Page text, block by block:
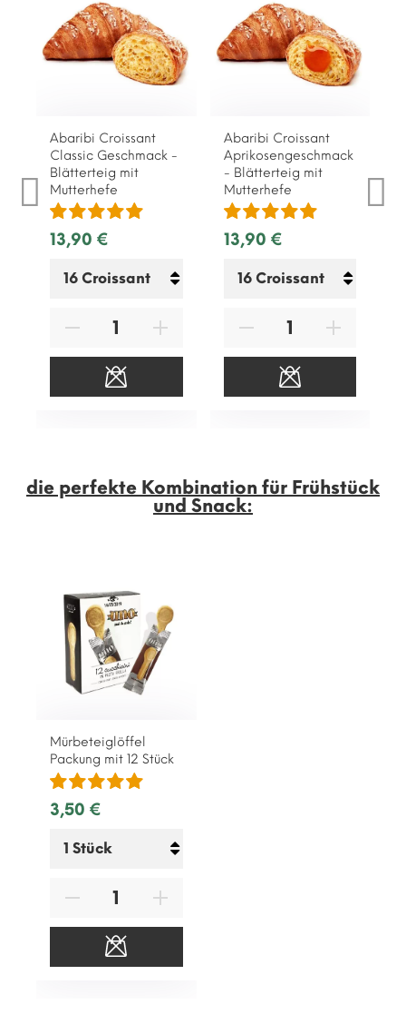
Abaribi Croissant
Classic Geschmack -
Blätterteig mit
Mutterhefe
13,90 €
Abaribi Croissant
Aprikosengeschmack
- Blätterteig mit
Mutterhefe
13,90 €
die perfekte Kombination für Frühstück
und Snack:
Mürbeteiglöffel
Packung mit 12 Stück
3,50 €